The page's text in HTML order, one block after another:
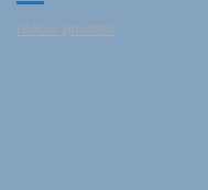
Follow @twitter